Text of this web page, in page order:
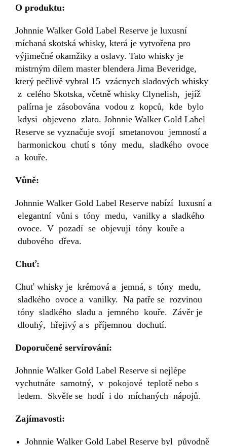
O produktu:
Johnnie Walker Gold Label Reserve je luxusní
míchaná skotská whisky, která je vytvořena pro
výjimečné okamžiky a oslavy. Tato whisky je
mistrným dílem master blendera Jima Beveridge,
který pečlivě vybral 15 vzácnych sladových whisky
z celého Skotska, včetně whisky Clynelish, jejíž
palírna je zásobována vodou z kopců, kde bylo
kdysi objeveno zlato. Johnnie Walker Gold Label
Reserve se vyznačuje svojí smetanovou jemností a
harmonickou chutí s tóny medu, sladkého ovoce
a kouře.
Vůně:
Johnnie Walker Gold Label Reserve nabízí luxusní a
elegantní vůni s tóny medu, vanilky a sladkého
ovoce. V pozadí se objevují tóny kouře a
dubového dřeva.
Chuť:
Chuť whisky je krémová a jemná, s tóny medu,
sladkého ovoce a vanilky. Na patře se rozvinou
tóny sladkého sladu a jemného kouře. Závěr je
dlouhý, hřejivý a s příjemnou dochutí.
Doporučené servírování:
Johnnie Walker Gold Label Reserve si nejlépe
vychutnáte samotný, v pokojové teplotě nebo s
ledem. Skvěle se hodí i do míchaných nápojů.
Zajímavosti:
Johnnie Walker Gold Label Reserve byl původně